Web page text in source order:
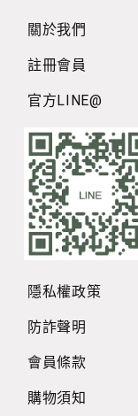
關於我們
註冊會員
官方LINE@
隱私權政策
防詐聲明
會員條款
購物須知